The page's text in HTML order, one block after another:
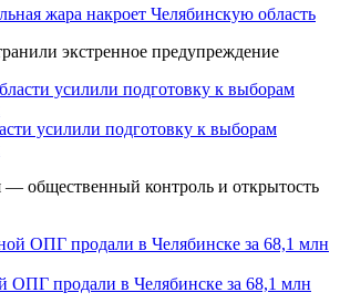
жара накроет Челябинскую область
экстренное предупреждение
усилили подготовку к выборам
общественный контроль и открытость
ОПГ продали в Челябинске за 68,1 млн